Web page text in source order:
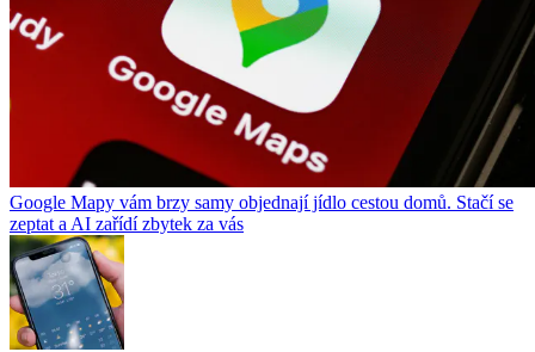
Google Mapy vám brzy samy objednají jídlo cestou domů. Stačí se
zeptat a AI zařídí zbytek za vás